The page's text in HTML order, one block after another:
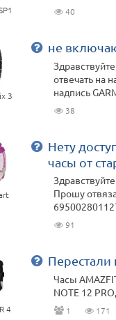
40
3
не
отвечать на
надпись
38
Нету
часы от
Прошу
91
4
Перестали
Часы
NOTE 12
1 171